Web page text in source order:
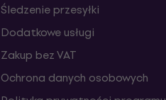
Śledzenie przesyłki
Dodatkowe usługi
Zakup bez VAT
Ochrona danych osobowych